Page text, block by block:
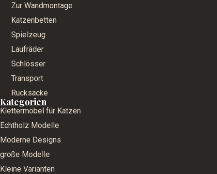
Zur Wandmontage
Katzenbetten
Spielzeug
Laufräder
Schlösser
Transport
Rucksäcke
Kategorien
Klettermöbel für Katzen
Echtholz Modelle
Moderne Designs
große Modelle
Kleine Varianten